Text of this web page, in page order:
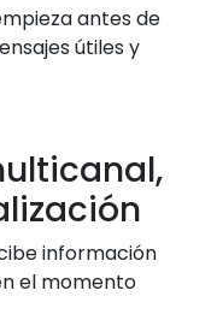
antes de
útiles y
información
el momento